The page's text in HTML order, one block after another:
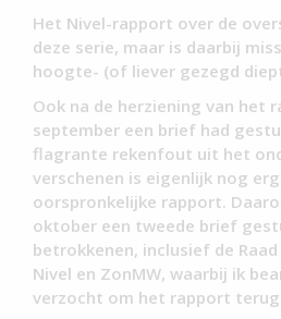
Het Nivel-rapport over de
deze serie, maar is daarbij
hoogte- (of liever gezegd
Ook na de herziening van het
september een brief had
flagrante rekenfout uit het
verschenen is eigenlijk nog
oorspronkelijke rapport.
oktober een tweede brief
betrokkenen, inclusief de
Nivel en ZonMW, waarbij ik
verzocht om het rapport